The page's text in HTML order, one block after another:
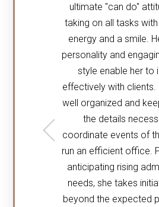
ultimate "can do"
taking on all tasks
energy and a smile.
personality and
style enable her to
effectively with clients.
well organized and
the details
coordinate events of
run an efficient office.
anticipating rising
needs, she takes
beyond the expected